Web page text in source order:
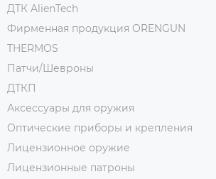
ДТК AlienTech
Фирменная продукция ORENGUN
THERMOS
Патчи/Шевроны
ДТКП
Аксессуары для оружия
Оптические приборы и крепления
Лицензионное оружие
Лицензионные патроны